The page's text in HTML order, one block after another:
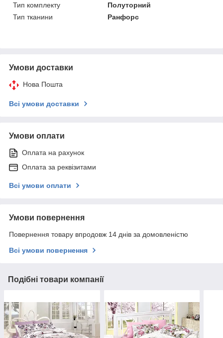
Тип комплекту
Полуторний
Тип тканини
Ранфорс
Умови доставки
Нова Пошта
Всі умови доставки
Умови оплати
Оплата на рахунок
Оплата за реквізитами
Всі умови оплати
Умови повернення
Повернення товару впродовж 14 днів за домовленістю
Всі умови повернення
Подібні товари компанії